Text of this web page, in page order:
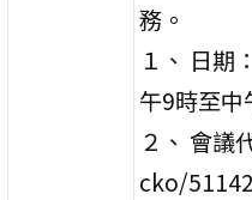
務。
１、 日期
午9時至中
２、 會
cko/